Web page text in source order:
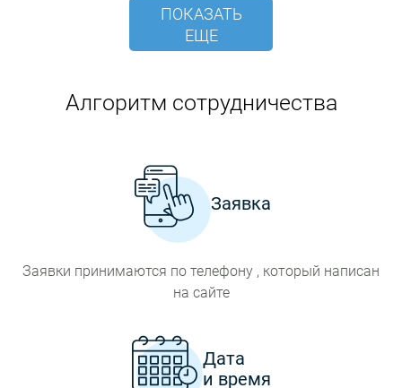
ПОКАЗАТЬ
ЕЩЕ
Алгоритм сотрудничества
Заявка
Заявки принимаются по телефону , который написан
на сайте
Дата
и время